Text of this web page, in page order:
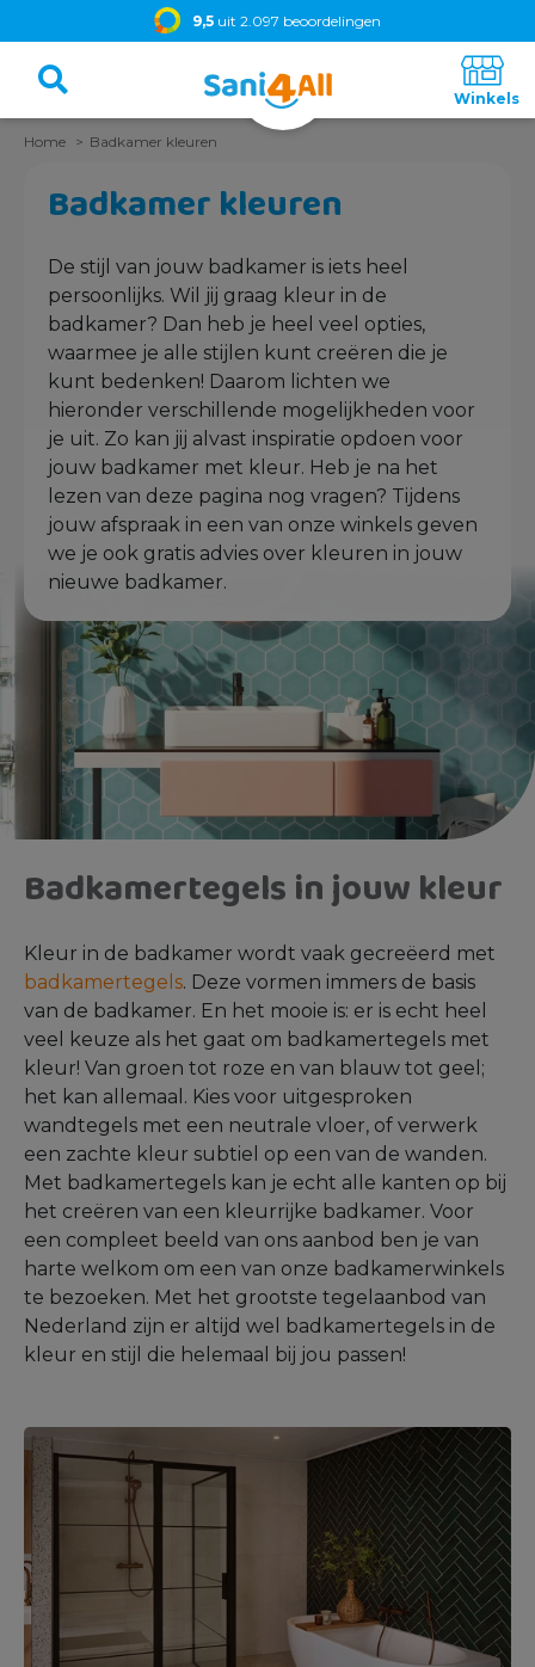
9,5 uit 2.097 beoordelingen
Home Badkamer kleuren
Badkamer kleuren
De stijl van jouw badkamer is iets heel
persoonlijks. Wil jij graag kleur in de
badkamer? Dan heb je heel veel opties,
waarmee je alle stijlen kunt creëren die je
kunt bedenken! Daarom lichten we
hieronder verschillende mogelijkheden voor
je uit. Zo kan jij alvast inspiratie opdoen voor
jouw badkamer met kleur. Heb je na het
lezen van deze pagina nog vragen? Tijdens
jouw afspraak in een van onze winkels geven
we je ook gratis advies over kleuren in jouw
nieuwe badkamer.
Badkamertegels in jouw kleur
Kleur in de badkamer wordt vaak gecreëerd met
badkamertegels. Deze vormen immers de basis
van de badkamer. En het mooie is: er is echt heel
veel keuze als het gaat om badkamertegels met
kleur! Van groen tot roze en van blauw tot geel;
het kan allemaal. Kies voor uitgesproken
wandtegels met een neutrale vloer, of verwerk
een zachte kleur subtiel op een van de wanden.
Met badkamertegels kan je echt alle kanten op bij
het creëren van een kleurrijke badkamer. Voor
een compleet beeld van ons aanbod ben je van
harte welkom om een van onze badkamerwinkels
te bezoeken. Met het grootste tegelaanbod van
Nederland zijn er altijd wel badkamertegels in de
kleur en stijl die helemaal bij jou passen!